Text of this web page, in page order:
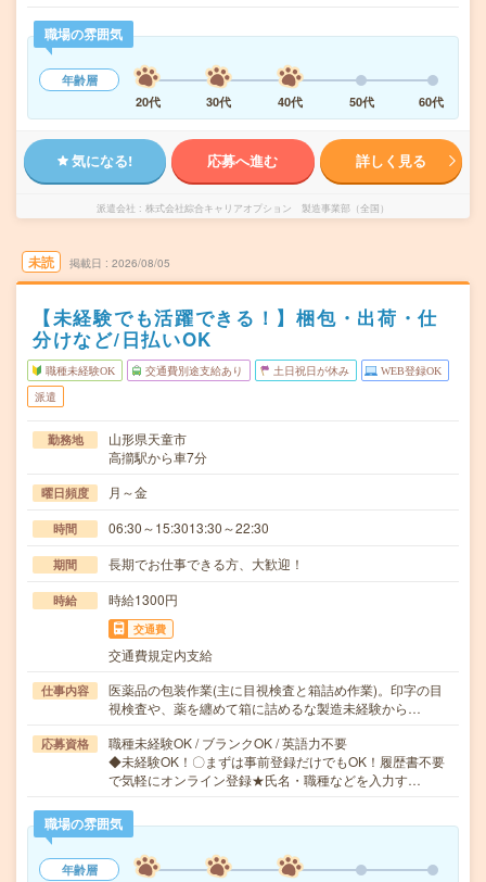
職場の雰囲気
年齢層
20代
30代 40代 50代 60代
気になる! 応募へ進む 詳しく見る
派遣会社 株式会社綜合キャリアオプション 製造事業部（全国）
未読 掲載日 2026/08/05
【未経験でも活躍できる！】梱包・出荷・仕
分けなど/日払いOK
職種未経験OK 交通費別途支給あり 土日祝日が休み WEB登録OK
派遣
勤務地
山形県天童市
高擶駅から車7分
曜日頻度 月～金
時間 06:30～15:3013:30～22:30
期間 長期でお仕事できる方、大歓迎！
時給 時給1300円
交通費
交通費規定内支給
仕事内容
医薬品の包装作業(主に目視検査と箱詰め作業)。印字の目
視検査や、薬を纏めて箱に詰めるな製造未経験から…
応募資格
職種未経験OK / ブランクOK / 英語力不要
◆未経験OK！〇まずは事前登録だけでもOK！履歴書不要
で気軽にオンライン登録★氏名・職種などを入力す…
職場の雰囲気
年齢層